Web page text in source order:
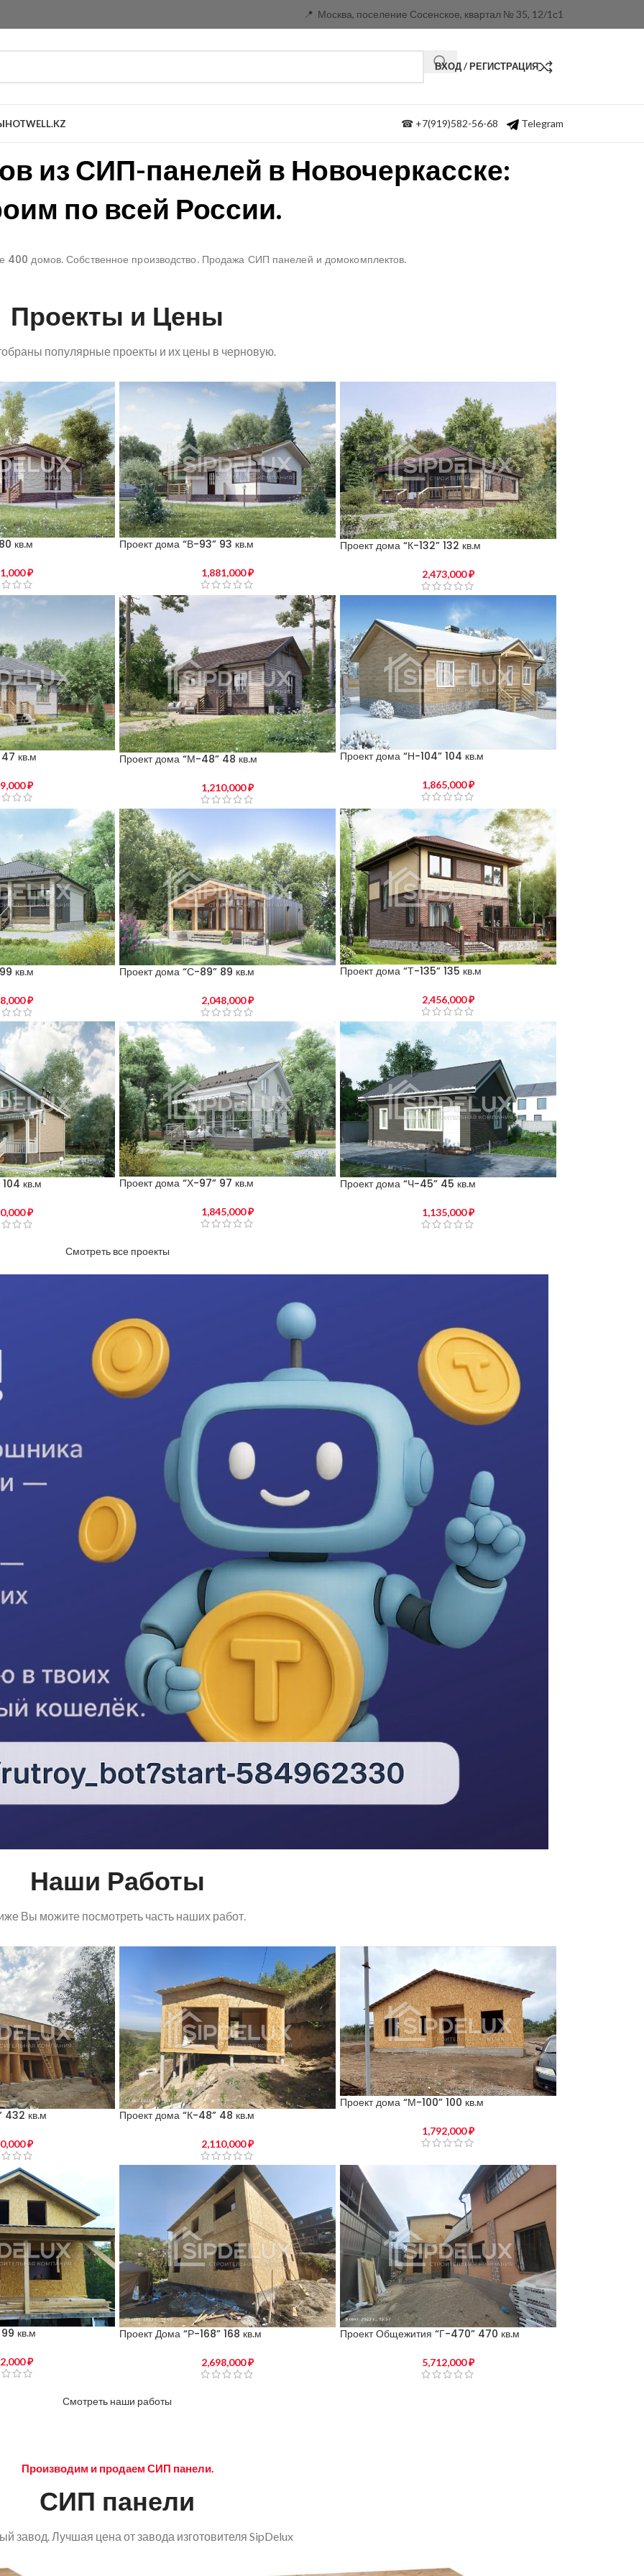
📍 Москва, поселение Сосенское, квартал № 35, 12/1с1
ВХОД / РЕГИСТРАЦИЯ
HOTWELL.KZ ☎ +7(919)582-56-68 Telegram
из СИП-панелей в Новочеркасске:
по всей России.
400 домов. Собственное производство. Продажа СИП панелей и домокомплектов.
Проекты и Цены
популярные проекты и их цены в черновую.
кв.м
₽
Проект дома “В-93” 93 кв.м
1,881,000₽
Проект дома “К-132” 132 кв.м
2,473,000₽
кв.м
₽
Проект дома “М-48” 48 кв.м
1,210,000₽
Проект дома “Н-104” 104 кв.м
1,865,000₽
кв.м
₽
Проект дома “С-89” 89 кв.м
2,048,000₽
Проект дома “Т-135” 135 кв.м
2,456,000₽
кв.м
₽
Проект дома “Х-97” 97 кв.м
1,845,000₽
Проект дома “Ч-45” 45 кв.м
1,135,000₽
Смотреть все проекты
Наши Работы
Вы можите посмотреть часть наших работ.
432 кв.м
₽
Проект дома “К-48” 48 кв.м
2,110,000₽
Проект дома “М-100” 100 кв.м
1,792,000₽
кв.м
₽
Проект Дома “Р-168” 168 кв.м
2,698,000₽
Проект Общежития “Г-470” 470 кв.м
5,712,000₽
Смотреть наши работы
Производим и продаем СИП панели.
СИП панели
завод. Лучшая цена от завода изготовителя SipDelux